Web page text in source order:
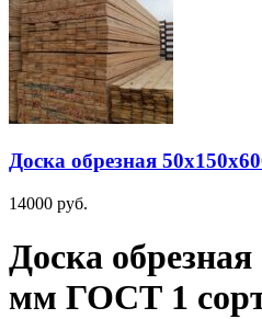
Доска обрезная
14000 руб.
Доска обрезная
мм ГОСТ 1